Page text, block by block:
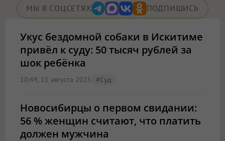
МЫ В СОЦСЕТЯХ ПОДПИШИСЬ
Укус бездомной собаки в Искитиме
привёл к суду: 50 тысяч рублей за
шок ребёнка
10:49, 11 августа 2025 #Суд
Новосибирцы о первом свидании:
56 % женщин считают, что платить
должен мужчина